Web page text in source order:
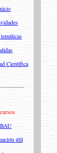
Científica
útil